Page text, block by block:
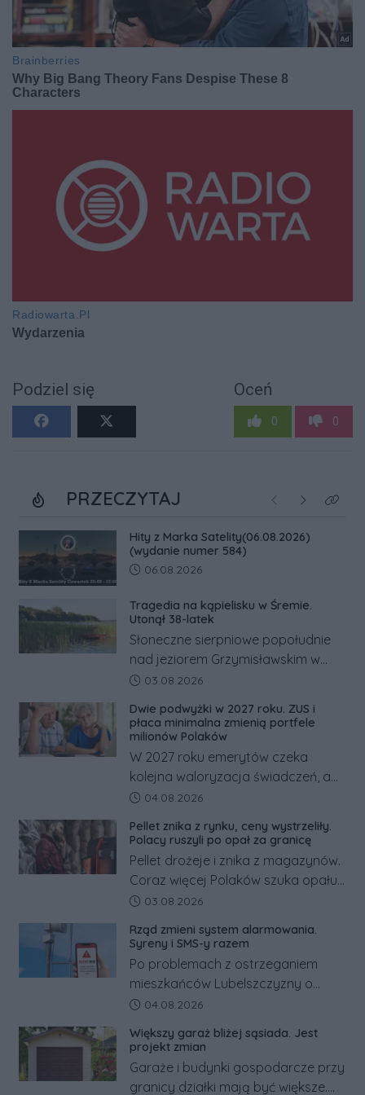
Podziel się Oceń
0 0
PRZECZYTAJ Poprzednie
NastępneKliknij
Hity z Marka Satelity(06.08.2026)
(wydanie numer 584)
Data dodania artykułu:
06.08.2026
Tragedia na kąpielisku w Śremie.
Utonął 38-latek
Słoneczne sierpniowe popołudnie
nad jeziorem Grzymisławskim w
powiecie śremskim zakończyło się
odwrócić nawet natychmiastowe
działania służb ratunkowych.
Data dodania artykułu:
03.08.2026
Dwie podwyżki w 2027 roku. ZUS i
płaca minimalna zmienią portfele
milionów Polaków
W 2027 roku emerytów czeka
kolejna waloryzacja świadczeń, a
pracowników podwyżka płacy
tym zmianom zyskają.
Data dodania artykułu:
04.08.2026
Pellet znika z rynku, ceny wystrzeliły.
Polacy ruszyli po opał za granicę
Pellet drożeje i znika z magazynów.
Coraz więcej Polaków szuka opału
za granicą, gdzie bywa nawet
Co się dzieje?
Data dodania artykułu:
03.08.2026
Rząd zmieni system alarmowania.
Syreny i SMS-y razem
Po problemach z ostrzeganiem
mieszkańców Lubelszczyzny o
rosyjskim zagrożeniu rząd
alarmowych, alertów RCB i aplikacji
w jeden system.
Data dodania artykułu:
04.08.2026
Większy garaż bliżej sąsiada. Jest
projekt zmian
Garaże i budynki gospodarcze przy
granicy działki mają być większe.